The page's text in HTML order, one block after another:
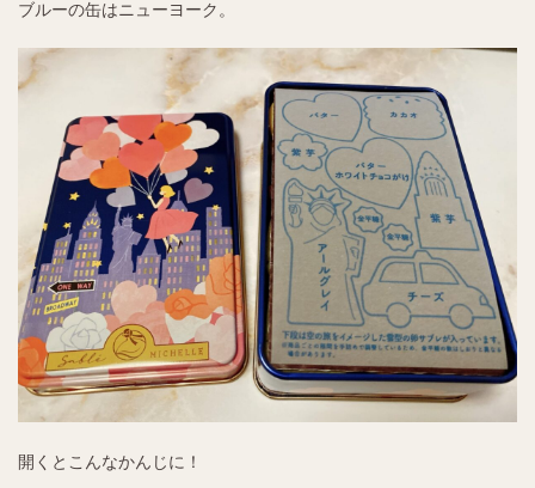
ブルーの缶はニューヨーク。
開くとこんなかんじに！